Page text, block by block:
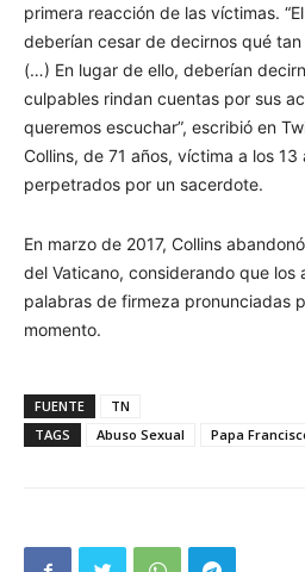
primera reacción de las víctimas.
deberían cesar de decirnos qué
(…) En lugar de ello, deberían
culpables rindan cuentas por sus
queremos escuchar”, escribió en
Collins, de 71 años, víctima a los
perpetrados por un sacerdote.
En marzo de 2017, Collins
del Vaticano, considerando que los
palabras de firmeza pronunciadas
momento.
FUENTE
TN
TAGS
Abuso Sexual Papa